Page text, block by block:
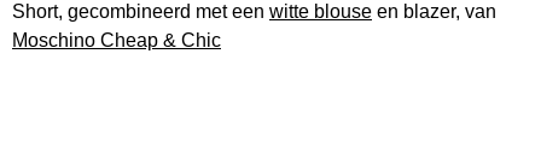
Short, gecombineerd met een witte blouse en blazer, van
Moschino Cheap & Chic